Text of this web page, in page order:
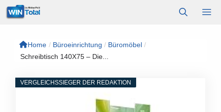
Zum
Inhalt
Home / Büroeinrichtung / Büromöbel /
Schreibtisch 140X75 – Die...
VERGLEICHSSIEGER DER REDAKTION